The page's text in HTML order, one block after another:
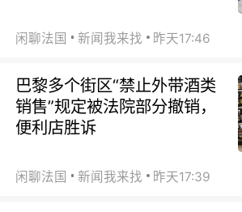
闲聊法国 新闻我来找 昨天17:46
巴黎多个街区“禁止外带酒类
销售”规定被法院部分撤销，
便利店胜诉
闲聊法国 新闻我来找 昨天17:39